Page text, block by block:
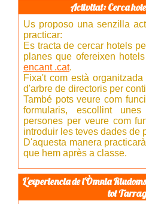
Activitat: Cerca
Us proposo una senzilla
practicar:
Es tracta de cercar hotels
planes que ofereixen
encant .cat.
Fixa't com està
d'arbre de directoris per
També pots veure com
formularis, escollint
persones per veure com
introduir les teves dades de
D'aquesta manera
que hem après a classe.
L'experiencia de l'Òmnia
tot